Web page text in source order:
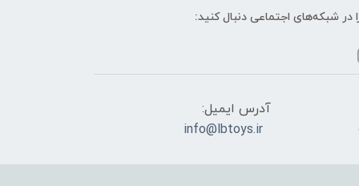
در شبکه‌های اجتماعی دنبال کنید:
آدرس ایمیل:
info@lbtoys.ir